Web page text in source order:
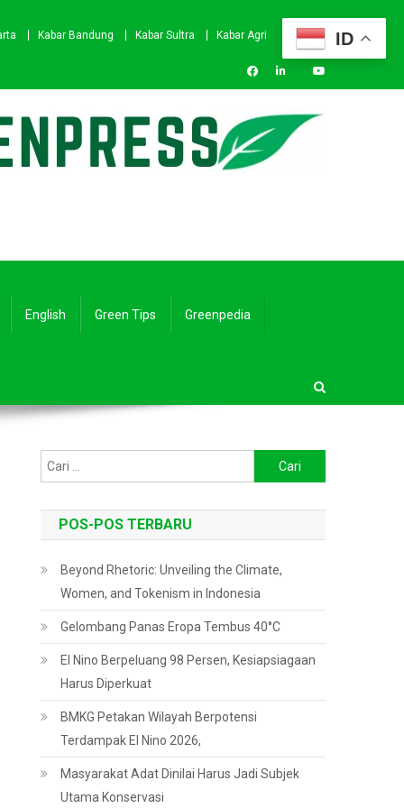
Kabar Bandung Kabar Sultra Kabar Agri
English Green Tips Greenpedia
untuk:
POS-POS TERBARU
Beyond Rhetoric: Unveiling the Climate,
Women, and Tokenism in Indonesia
Gelombang Panas Eropa Tembus 40°C
El Nino Berpeluang 98 Persen, Kesiapsiagaan
Harus Diperkuat
BMKG Petakan Wilayah Berpotensi
Terdampak El Nino 2026,
Masyarakat Adat Dinilai Harus Jadi Subjek
Utama Konservasi
ID